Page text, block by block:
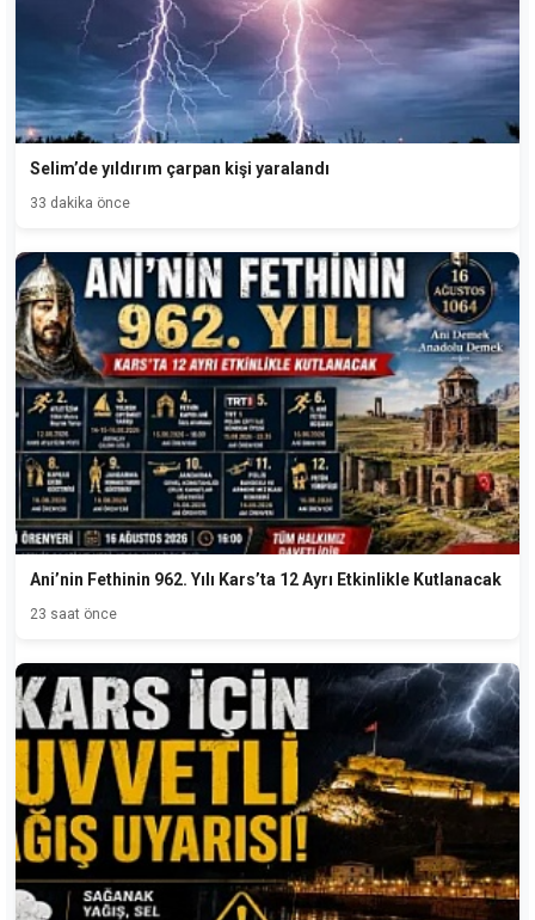
Selim’de yıldırım çarpan kişi yaralandı
33 dakika önce
Ani’nin Fethinin 962. Yılı Kars’ta 12 Ayrı Etkinlikle Kutlanacak
23 saat önce